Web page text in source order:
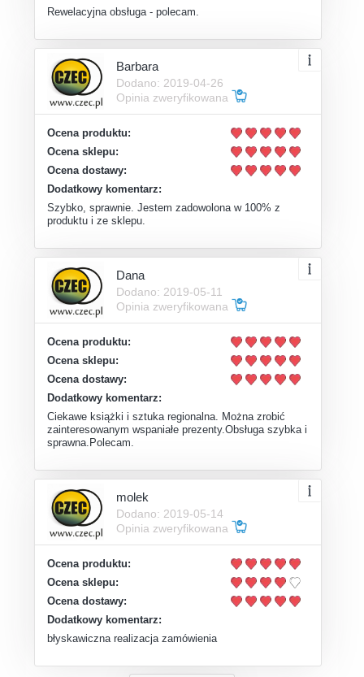
Rewelacyjna obsługa - polecam.
Barbara
Dodano: 2019-04-26
Opinia zweryfikowana
Ocena produktu:
Ocena sklepu:
Ocena dostawy:
Dodatkowy komentarz:
Szybko, sprawnie. Jestem zadowolona w 100% z
produktu i ze sklepu.
Dana
Dodano: 2019-05-11
Opinia zweryfikowana
Ocena produktu:
Ocena sklepu:
Ocena dostawy:
Dodatkowy komentarz:
Ciekawe książki i sztuka regionalna. Można zrobić
zainteresowanym wspaniałe prezenty.Obsługa szybka i
sprawna.Polecam.
molek
Dodano: 2019-05-14
Opinia zweryfikowana
Ocena produktu:
Ocena sklepu:
Ocena dostawy:
Dodatkowy komentarz:
błyskawiczna realizacja zamówienia